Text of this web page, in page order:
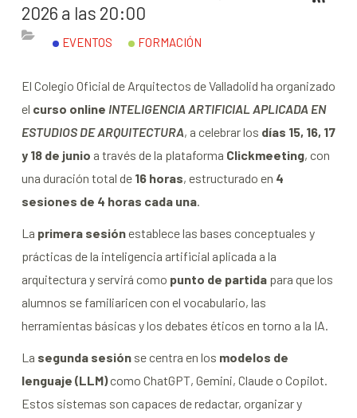
2026 a las 20:00
EVENTOS FORMACIÓN
El Colegio Oficial de Arquitectos de Valladolid ha organizado
el curso online INTELIGENCIA ARTIFICIAL APLICADA EN
ESTUDIOS DE ARQUITECTURA, a celebrar los días 15, 16, 17
y 18 de junio a través de la plataforma Clickmeeting, con
una duración total de 16 horas, estructurado en 4
sesiones de 4 horas cada una.
La primera sesiónestablece las bases conceptuales y
prácticas de la inteligencia artificial aplicada a la
arquitectura y servirá como punto de partidapara que los
alumnos se familiaricen con el vocabulario, las
herramientas básicas y los debates éticos en torno a la IA.
La segunda sesiónse centra en los modelos de
lenguaje (LLM)como ChatGPT, Gemini, Claude o Copilot.
Estos sistemas son capaces de redactar, organizar y